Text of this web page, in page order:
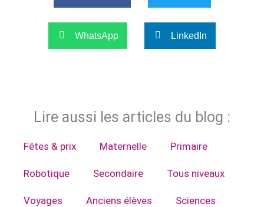
WhatsApp LinkedIn
Lire aussi les articles du blog :
Fêtes & prix Maternelle Primaire
Robotique Secondaire Tous niveaux
Voyages Anciens élèves Sciences